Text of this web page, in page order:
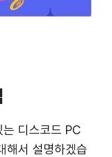
디스코드 PC
해서 설명하겠습